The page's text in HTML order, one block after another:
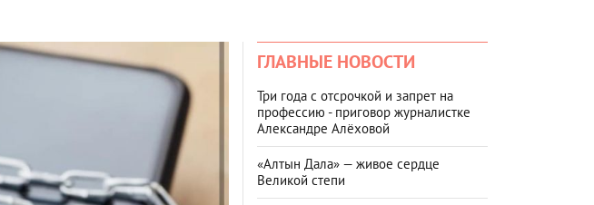
ГЛАВНЫЕ НОВОСТИ
Три года с отсрочкой и запрет на
профессию - приговор журналистке
Александре Алёховой
«Алтын Дала» — живое сердце
Великой степи